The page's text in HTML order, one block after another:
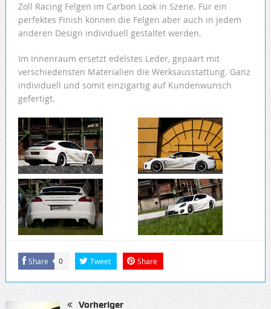
Zoll Racing Felgen im Carbon Look in Szene. Für ein
perfektes Finish können die Felgen aber auch in jedem
anderen Design individuell gestaltet werden.
Im Innenraum ersetzt edelstes Leder, gepaart mit
verschiedensten Materialien die Werksausstattung. Ganz
individuell und somit einzigartig auf Kundenwunsch
gefertigt.
Share 0 Tweet Share
Vorheriger